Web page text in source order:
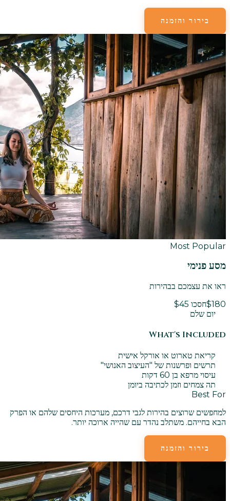
בירור והזמנה
Most Popular
מסע פנימי
ראו את עצמכם בבהירות
$180חסכו $45
יום שלם
What's Included
קריאת טארוט או אורקל אישית
תרשים ופרשנות של "העיצוב האנושי"
עיסוי מרפא בן 60 דקות
תה צמחים וזמן לכתיבה ביומן
Best For
למחפשים שרוצים בהירות לגבי דרכם, מערכות היחסים שלהם או הפרק
הבא בחייהם. משתלב נהדר עם שהייה ארוכה יותר.
בירור והזמנה